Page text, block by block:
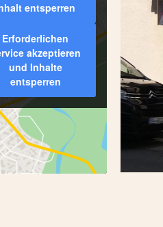
entsperren
Erforderlichen
akzeptieren
und Inhalte
entsperren